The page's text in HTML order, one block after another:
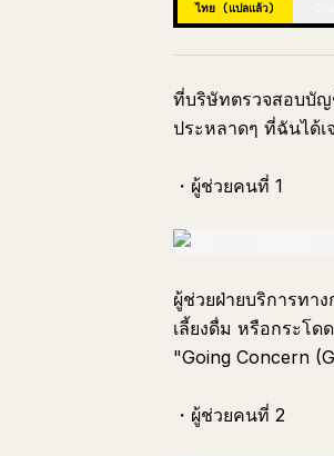
ไทย (แปลแล้ว)
ที่บริษัทตรวจสอบบั
ประหลาดๆ ที่ฉันได้
・ผู้ช่วยคนที่ 1
ผู้ช่วยฝ่ายบริการทา
เลี้ยงดื่ม หรือกระโ
"Going Concern
・ผู้ช่วยคนที่ 2